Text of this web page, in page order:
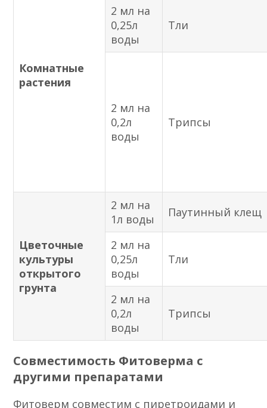
Комнатные
растения
2 мл на
0,25л
воды
Тли
2 мл на
0,2л
воды
Трипсы
Цветочные
культуры
открытого
грунта
2 мл на
1л воды
Паутинный клещ
2 мл на
0,25л
воды
Тли
2 мл на
0,2л
воды
Трипсы
Совместимость Фитоверма с
другими препаратами
Фитоверм совместим с пиретроидами и